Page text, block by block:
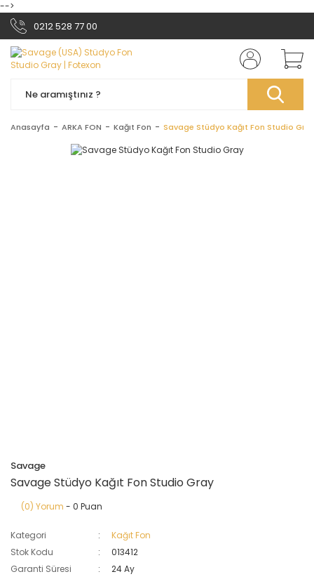
-->
0212 528 77 00
Anasayfa ARKA FON Kağıt Fon Savage Stüdyo Kağıt Fon Studio Gray
Savage
Savage Stüdyo Kağıt Fon Studio Gray
(0) Yorum - 0 Puan
Kategori
Kağıt Fon
Stok Kodu
013412
Garanti Süresi
24 Ay